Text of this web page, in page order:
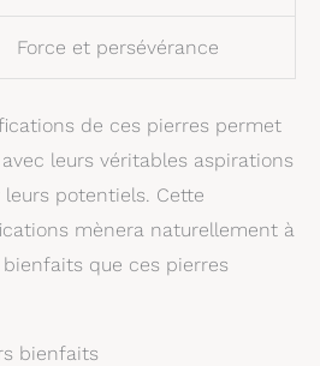
Force et persévérance
de ces pierres permet
avec leurs véritables aspirations
potentiels. Cette
mènera naturellement à
que ces pierres
bienfaits